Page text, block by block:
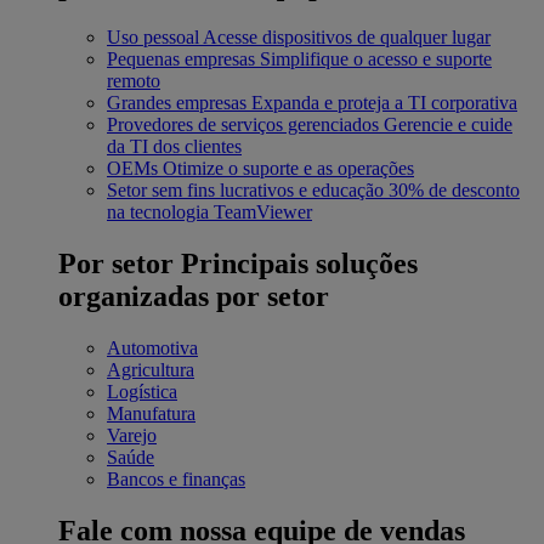
Uso pessoal Acesse dispositivos de qualquer lugar
Pequenas empresas Simplifique o acesso e suporte
remoto
Grandes empresas Expanda e proteja a TI corporativa
Provedores de serviços gerenciados Gerencie e cuide
da TI dos clientes
OEMs Otimize o suporte e as operações
Setor sem fins lucrativos e educação 30% de desconto
na tecnologia TeamViewer
Por setor Principais soluções
organizadas por setor
Automotiva
Agricultura
Logística
Manufatura
Varejo
Saúde
Bancos e finanças
Fale com nossa equipe de vendas